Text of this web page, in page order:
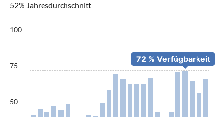
52% Jahresdurchschnitt
100
75
50